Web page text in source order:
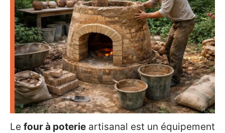
Le four à poterie artisanal est un équipement